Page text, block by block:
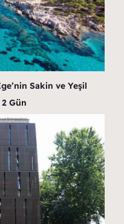
Sakin ve Yeşil
Gün